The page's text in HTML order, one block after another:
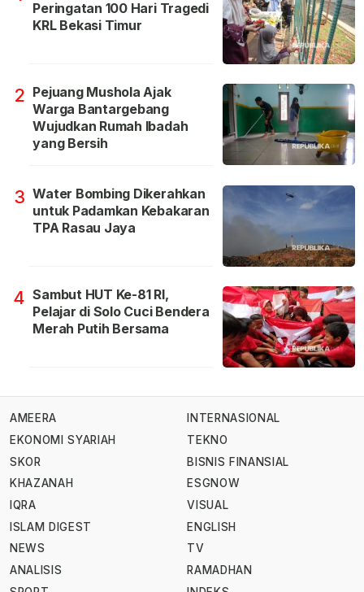
Peringatan 100 Hari Tragedi
KRL Bekasi Timur
2 Pejuang Mushola Ajak
Warga Bantargebang
Wujudkan Rumah Ibadah
yang Bersih
3 Water Bombing Dikerahkan
untuk Padamkan Kebakaran
TPA Rasau Jaya
4 Sambut HUT Ke-81 RI,
Pelajar di Solo Cuci Bendera
Merah Putih Bersama
AMEERA
EKONOMI SYARIAH
SKOR
KHAZANAH
IQRA
ISLAM DIGEST
NEWS
ANALISIS
INTERNASIONAL
TEKNO
BISNIS FINANSIAL
ESGNOW
VISUAL
ENGLISH
TV
RAMADHAN